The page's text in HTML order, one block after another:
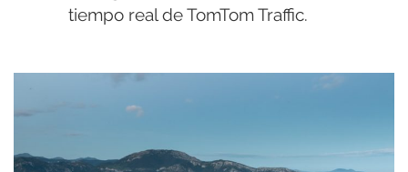
tiempo real de TomTom Traffic.